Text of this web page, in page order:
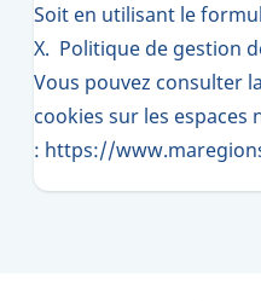
Soit en utilisant le
X. Politique de gestion
Vous pouvez consulter
cookies sur les espaces
: https://